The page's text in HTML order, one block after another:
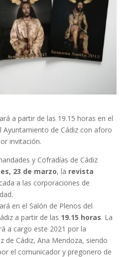
a partir de las 19.15 horas en el
Ayuntamiento de Cádiz con aforo
invitación.
y Cofradías de Cádiz
23 de marzo, la revista
a las corporaciones de
en el Salón de Plenos del
a partir de las 19.15 horas. La
a cargo este 2021 por la
de Cádiz, Ana Mendoza, siendo
el comunicador y pregonero de